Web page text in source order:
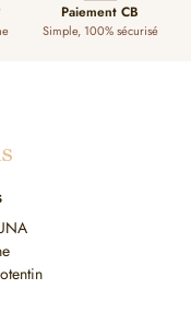
Paiement CB
Simple, 100% sécurisé